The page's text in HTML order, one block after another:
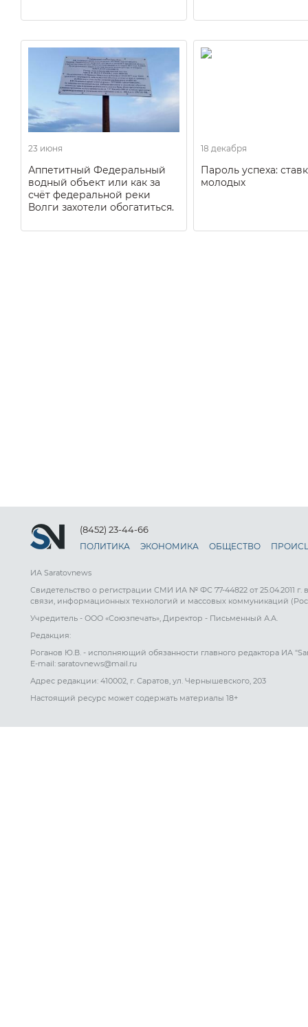
23 июня
Аппетитный Федеральный
водный объект или как за
счёт федеральной реки
Волги захотели обогатиться.
18 декабря
Пароль успеха:
молодых
(8452) 23-44-66
ПОЛИТИКА ЭКОНОМИКА ОБЩЕСТВО
ИА Saratovnews
Свидетельство о регистрации СМИ ИА № ФС 77-44822 от 25.04.2011
связи, информационных технологий и массовых коммуникаций
Учредитель - ООО «Союзпечать», Директор - Письменный А.А.
Редакция:
Роганов Ю.В. - исполняющий обязанности главного редактора ИА
E-mail: saratovnews@mail.ru
Адрес редакции: 410002, г. Саратов, ул. Чернышевского, 203
Настоящий ресурс может содержать материалы 18+